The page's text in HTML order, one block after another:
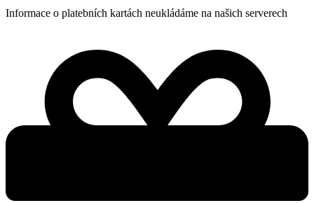
Informace o platebních kartách neukládáme na našich serverech